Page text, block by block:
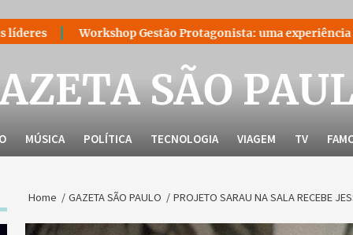
Gestão Protagonista: uma experiência para quem
SÃO
MÚSICA POLÍTICA TECNOLOGIA VIAGEM TV
Home GAZETA SÃO PAULO PROJETO SARAU NA SALA RECEBE